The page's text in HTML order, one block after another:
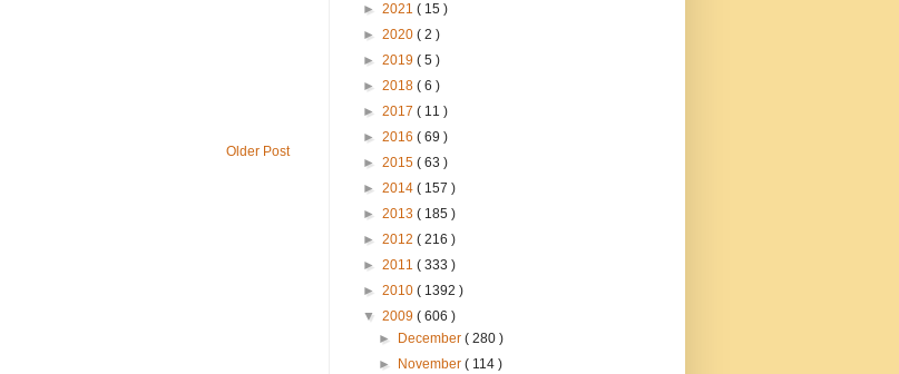
Older Post
► 2021 ( 15 )
► 2020 ( 2 )
► 2019 ( 5 )
► 2018 ( 6 )
► 2017 ( 11 )
► 2016 ( 69 )
► 2015 ( 63 )
► 2014 ( 157 )
► 2013 ( 185 )
► 2012 ( 216 )
► 2011 ( 333 )
► 2010 ( 1392 )
▼ 2009 ( 606 )
►
December( 280 )
►
November( 114 )